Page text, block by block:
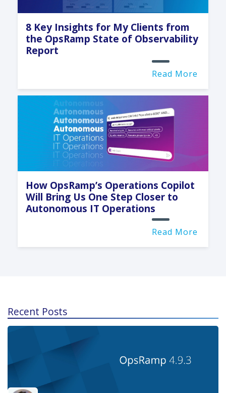
8 Key Insights for My Clients from
the OpsRamp State of Observability
Report
Read More
How OpsRamp’s Operations Copilot
Will Bring Us One Step Closer to
Autonomous IT Operations
Read More
Recent Posts